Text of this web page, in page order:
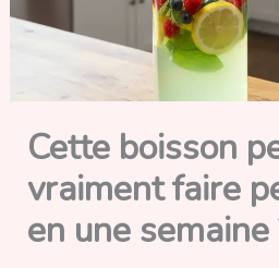
Cette boisson
vraiment faire
en une semaine